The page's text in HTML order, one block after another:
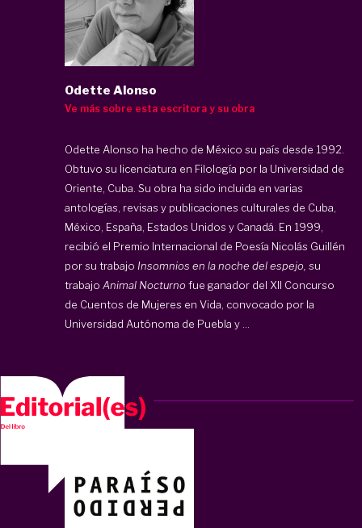
Odette Alonso
Ve más sobre esta escritora y su obra
Odette Alonso ha hecho de México su país desde 1992.
Obtuvo su licenciatura en Filología por la Universidad de
Oriente, Cuba. Su obra ha sido incluida en varias
antologías, revisas y publicaciones culturales de Cuba,
México, España, Estados Unidos y Canadá. En 1999,
recibió el Premio Internacional de Poesía Nicolás Guillén
por su trabajo Insomnios en la noche del espejo, su
trabajo Animal Nocturnofue ganador del XII Concurso
de Cuentos de Mujeres en Vida, convocado por la
Universidad Autónoma de Puebla y ...